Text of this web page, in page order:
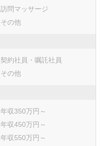
徳島県
訪問マッサージ
その他
契約社員・嘱託社員
その他
年収350万円～
年収450万円～
年収550万円～